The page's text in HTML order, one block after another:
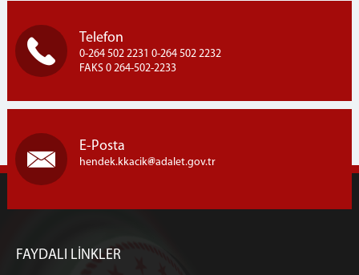
Telefon
0-264 502 2231 0-264 502 2232
FAKS 0 264-502-2233
E-Posta
hendek.kkacik adalet.gov.tr
FAYDALI LİNKLER